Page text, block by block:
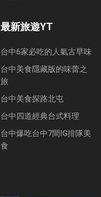
最新旅遊YT
台中6家必吃的人氣古早味
台中美食隱藏版的味蕾之
旅
台中美食探路北屯
台中四道經典台式料理
台中爆吃台中7間IG排隊美
食